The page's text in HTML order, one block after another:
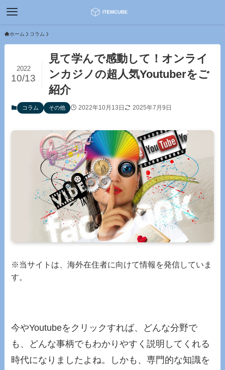
ホーム コラム
見て学んで感動して！オンライ
ンカジノの超人気Youtuberをご
紹介
2022
10/13
コラム その他 2022年10月13日 2025年7月9日
※当サイトは、海外在住者に向けて情報を発信していま
す。
今やYoutubeをクリックすれば、どんな分野で
も、どんな事柄でもわかりやすく説明してくれる
時代になりましたよね。しかも、専門的な知識を